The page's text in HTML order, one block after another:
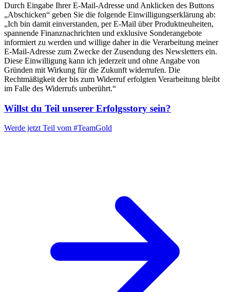
Durch Eingabe Ihrer E-Mail-Adresse und Anklicken des Buttons
„Abschicken“ geben Sie die folgende Einwilligungserklärung ab:
„Ich bin damit einverstanden, per E-Mail über Produktneuheiten,
spannende Finanznachrichten und exklusive Sonderangebote
informiert zu werden und willige daher in die Verarbeitung meiner
E-Mail-Adresse zum Zwecke der Zusendung des Newsletters ein.
Diese Einwilligung kann ich jederzeit und ohne Angabe von
Gründen mit Wirkung für die Zukunft widerrufen. Die
Rechtmäßigkeit der bis zum Widerruf erfolgten Verarbeitung bleibt
im Falle des Widerrufs unberührt.“
Willst du Teil unserer Erfolgsstory sein?
Werde jetzt Teil vom #TeamGold